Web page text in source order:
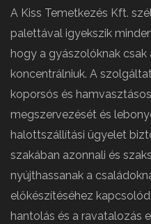
A Kiss Temetkezés Kft.
palettával igyekszik
hogy a gyászolóknak csak
koncentrálniuk. A
koporsós és
megszervezését és
halottszállítási ügyelet
szakában azonnali és
nyújthassanak a
előkészítéséhez
hantolás és a ravatalozás